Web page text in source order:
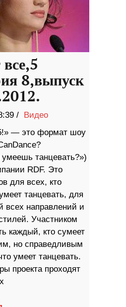
8,выпуск
/ Видео
— это формат шоу
танцевать?»)
RDF. Это
для всех, кто
танцевать, для
всех направлений и
Участником
каждый, кто сумеет
но справедливым
умеет танцевать.
проекта проходят